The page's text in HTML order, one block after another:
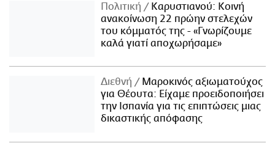
Πολιτική
Καρυστιανού: Κοινή
ανακοίνωση 22 πρώην στελεχών
του κόμματός της - «Γνωρίζουμε
καλά γιατί αποχωρήσαμε»
Διεθνή
Μαροκινός αξιωματούχος
για Θέουτα: Είχαμε προειδοποιήσει
την Ισπανία για τις επιπτώσεις μιας
δικαστικής απόφασης